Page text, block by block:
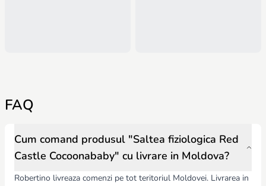
FAQ
Cum comand produsul "Saltea fiziologica Red
Castle Cocoonababy" cu livrare in Moldova?
Robertino livreaza comenzi pe tot teritoriul Moldovei. Livrarea in